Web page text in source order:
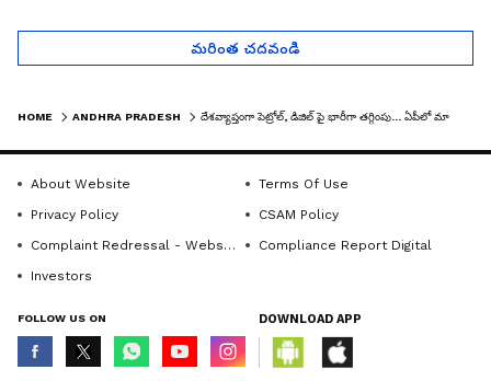
మరింత చదవండి
HOME ANDHRA PRADESH
About Website
Terms Of Use
Privacy Policy
CSAM Policy
Complaint Redressal - Website
Compliance Report Digital
Investors
FOLLOW US ON DOWNLOAD APP